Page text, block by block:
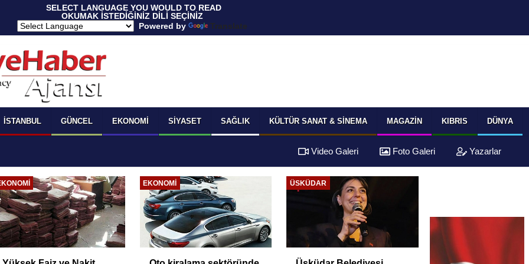
SELECT LANGUAGE YOU WOULD TO READ
OKUMAK İSTEDİĞİNİZ DİLİ SEÇİNİZ
Powered by
Translate
İSTANBUL GÜNCEL EKONOMI SIYASET SAĞLIK KÜLTÜR SANAT & SINEMA MAGAZIN KIBRIS DÜNYA
Video Galeri Foto Galeri Yazarlar
EKONOMI ÜSKÜDAR